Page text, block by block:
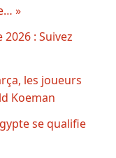
»
: Suivez
les joueurs
Koeman
se qualifie